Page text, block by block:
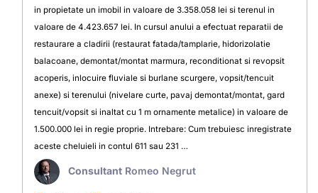
in propietate un imobil in valoare de 3.358.058 lei si terenul in
valoare de 4.423.657 lei. In cursul anului a efectuat reparatii de
restaurare a cladirii (restaurat fatada/tamplarie, hidorizolatie
balacoane, demontat/montat marmura, reconditionat si revopsit
acoperis, inlocuire fluviale si burlane scurgere, vopsit/tencuit
anexe) si terenului (nivelare curte, pavaj demontat/montat, gard
tencuit/vopsit si inaltat cu 1 m ornamente metalice) in valoare de
1.500.000 lei in regie proprie. Intrebare: Cum trebuiesc inregistrate
aceste cheluieli in contul 611 sau 231 …
Consultant Romeo Negrut